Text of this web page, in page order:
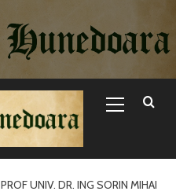
Menu
PROF UNIV. DR. ING SORIN MIHAI